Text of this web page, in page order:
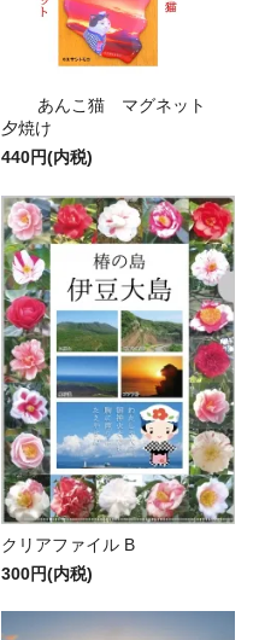
あんこ猫 マグネット
夕焼け
440円(内税)
クリアファイル B
300円(内税)